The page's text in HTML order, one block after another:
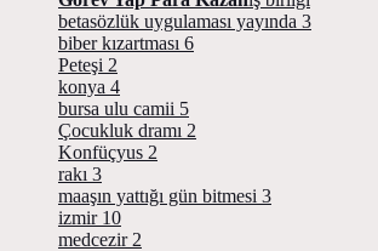
betasözlük uygulaması yayında 3
biber kızartması 6
Peteşi 2
konya 4
bursa ulu camii 5
Çocukluk dramı 2
Konfüçyus 2
rakı 3
maaşın yattığı gün bitmesi 3
izmir 10
medcezir 2